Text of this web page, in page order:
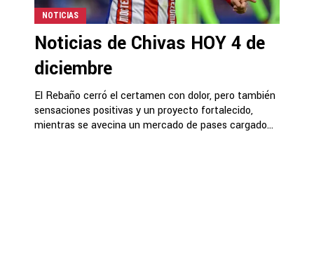
NOTICIAS
Noticias de Chivas HOY 4 de
diciembre
El Rebaño cerró el certamen con dolor, pero también
sensaciones positivas y un proyecto fortalecido,
mientras se avecina un mercado de pases cargado...